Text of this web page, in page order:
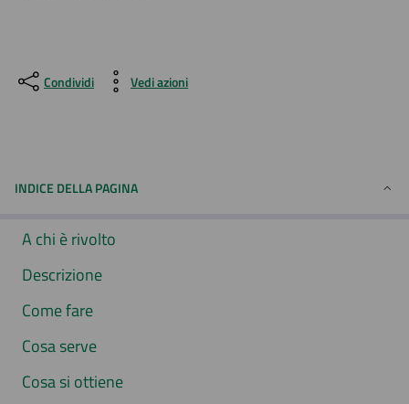
Condividi Vedi azioni
INDICE DELLA PAGINA
A chi è rivolto
Descrizione
Come fare
Cosa serve
Cosa si ottiene